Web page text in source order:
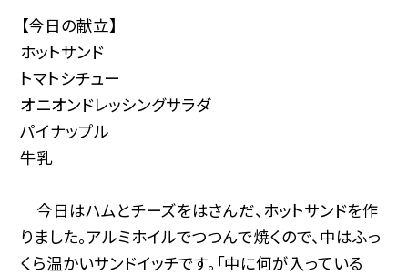
【今日の献立】
ホットサンド
トマトシチュー
オニオンドレッシングサラダ
パイナップル
牛乳
今日はハムとチーズをはさんだ、ホットサンドを作
りました。アルミホイルでつつんで焼くので、中はふっ
くら温かいサンドイッチです。「中に何が入っている